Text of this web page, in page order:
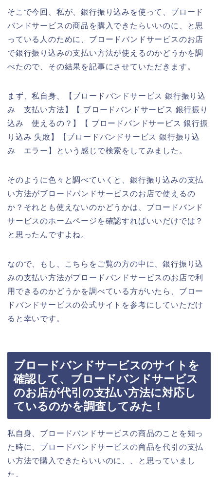
そこで今回、私が、銀行振り込みを使って、ブロード
バンドサービスの商品を購入できたらいいのに、と思
っている人のために、ブロードバンドサービスのお店
で銀行振り込みの支払い方法が使えるのかどうかを調
べたので、その結果を記事にさせていただきます。
まず、私自身、【ブロードバンドサービス 銀行振り込
み 支払い方法】【 ブロードバンドサービス 銀行振り
込み 使えるの？】【 ブロードバンドサービス 銀行振
り込み 失敗】【ブロードバンドサービス 銀行振り込
み エラー】という感じで検索をしてみました。
そのように色々と調べていくと、銀行振り込みの支払
い方法がブロードバンドサービスのお店で使えるの
か？それとも使えないのかどうかは、ブロードバンド
サービスのホームページを確認すればいいだけでは？
と思ったんですよね。
なので、もし、こちらをご覧の方の中に、銀行振り込
みの支払い方法がブロードバンドサービスのお店で利
用できるのかどうかを調べている方がいたら、ブロー
ドバンドサービスの公式サイトを参考にしていただけ
ると幸いです。
ブロードバンドサービスのサイトを
確認して、ブロードバンドサービス
のお店が代引の支払い方法に対応し
ているのかを調査してみた！
私自身、ブロードバンドサービスの商品のことを知っ
た時に、ブロードバンドサービスの商品を代引の支払
い方法で購入できたらいいのに、、と思っていまし
た。